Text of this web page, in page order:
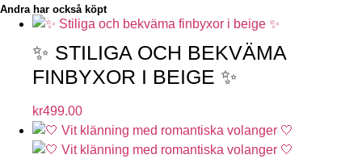
Andra har också köpt
✨ STILIGA OCH BEKVÄMA
FINBYXOR I BEIGE ✨
kr499.00